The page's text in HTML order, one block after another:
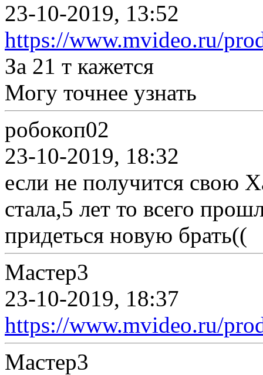
23-10-2019, 13:52
https://www.mvideo.ru/
За 21 т кажется
Могу точнее узнать
робокоп02
23-10-2019, 18:32
если не получится свою
стала,5 лет то всего
придеться новую брать((
Мастер3
23-10-2019, 18:37
https://www.mvideo.ru/
Мастер3